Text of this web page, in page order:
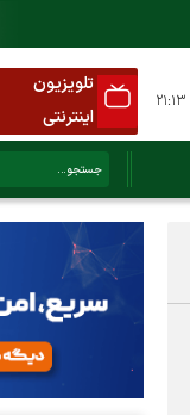
تلویزیون
اینترنتی